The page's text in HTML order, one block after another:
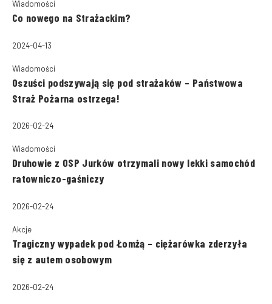
Wiadomości
Co nowego na Strażackim?
2024-04-13
Wiadomości
Oszuści podszywają się pod strażaków – Państwowa
Straż Pożarna ostrzega!
2026-02-24
Wiadomości
Druhowie z OSP Jurków otrzymali nowy lekki samochód
ratowniczo-gaśniczy
2026-02-24
Akcje
Tragiczny wypadek pod Łomżą – ciężarówka zderzyła
się z autem osobowym
2026-02-24